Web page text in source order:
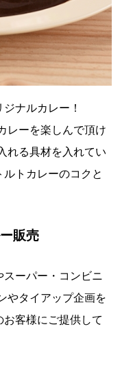
ナルカレー！
レーを楽しんで頂け
れる具材を入れてい
トカレーのコクと
販売
スーパー・コンビニ
やタイアップ企画を
客様にご提供して